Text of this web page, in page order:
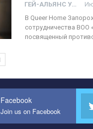
ГЕЙ-АЛЬЯНС УКРАИНА
В Queer Home
сотрудничества ВОО
посвященный
Facebook
Join us on Facebook